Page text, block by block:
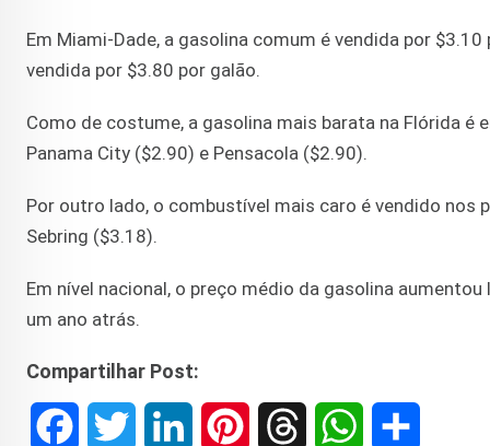
Em Miami-Dade, a gasolina comum é vendida por
vendida por $3.80 por galão.
Como de costume, a gasolina mais barata na Flórida
Panama City ($2.90) e Pensacola ($2.90).
Por outro lado, o combustível mais caro é vendido nos
Sebring ($3.18).
Em nível nacional, o preço médio da gasolina
um ano atrás.
Compartilhar Post: